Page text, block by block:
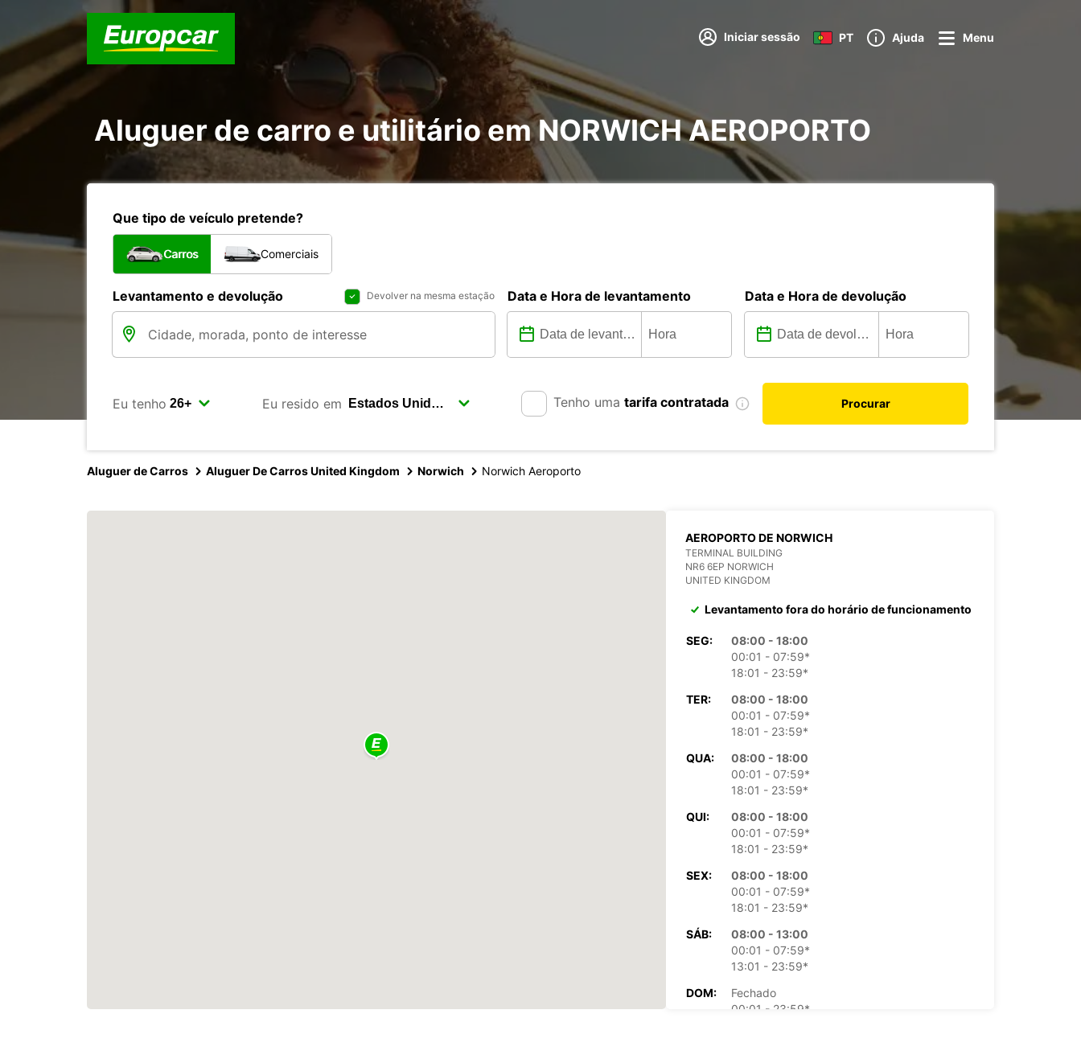
Iniciar sessão PT Ajuda Menu
Aluguer de carro e utilitário em NORWICH AEROPORTO
Que tipo de veículo pretende?
Carros Comerciais
Levantamento e devolução Devolver na mesma estação Data e Hora de levantamento Data e Hora de devolução
Eu tenho Eu resido em Tenho uma tarifa contratada Procurar
Aluguer de Carros Aluguer De Carros United Kingdom Norwich Norwich Aeroporto
AEROPORTO DE NORWICH
TERMINAL BUILDING
NR6 6EP NORWICH
UNITED KINGDOM
Levantamento fora do horário de funcionamento
SEG:
08:00 - 18:00
00:01 - 07:59*
18:01 - 23:59*
TER:
08:00 - 18:00
00:01 - 07:59*
18:01 - 23:59*
QUA:
08:00 - 18:00
00:01 - 07:59*
18:01 - 23:59*
QUI:
08:00 - 18:00
00:01 - 07:59*
18:01 - 23:59*
SEX:
08:00 - 18:00
00:01 - 07:59*
18:01 - 23:59*
SÁB:
08:00 - 13:00
00:01 - 07:59*
13:01 - 23:59*
DOM:
Fechado
00:01 - 23:59*